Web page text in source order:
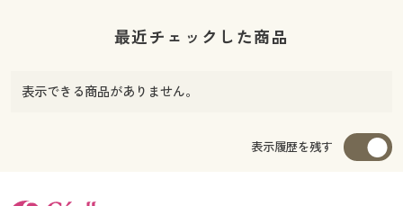
最近チェックした商品
表示できる商品がありません。
表示履歴を残す